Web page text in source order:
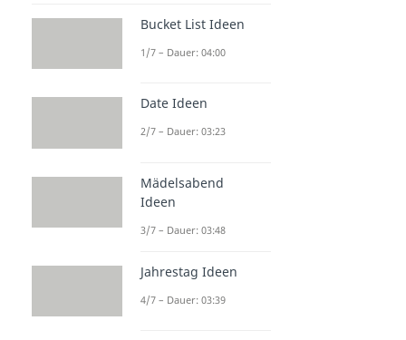
Bucket List Ideen
1/7 – Dauer: 04:00
Date Ideen
2/7 – Dauer: 03:23
Mädelsabend
Ideen
3/7 – Dauer: 03:48
Jahrestag Ideen
4/7 – Dauer: 03:39